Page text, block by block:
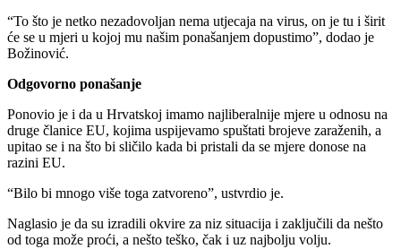
“To što je netko nezadovoljan nema utjecaja na virus, on je tu i širit
će se u mjeri u kojoj mu našim ponašanjem dopustimo”, dodao je
Božinović.
Odgovorno ponašanje
Ponovio je i da u Hrvatskoj imamo najliberalnije mjere u odnosu na
druge članice EU, kojima uspijevamo spuštati brojeve zaraženih, a
upitao se i na što bi sličilo kada bi pristali da se mjere donose na
razini EU.
“Bilo bi mnogo više toga zatvoreno”, ustvrdio je.
Naglasio je da su izradili okvire za niz situacija i zaključili da nešto
od toga može proći, a nešto teško, čak i uz najbolju volju.